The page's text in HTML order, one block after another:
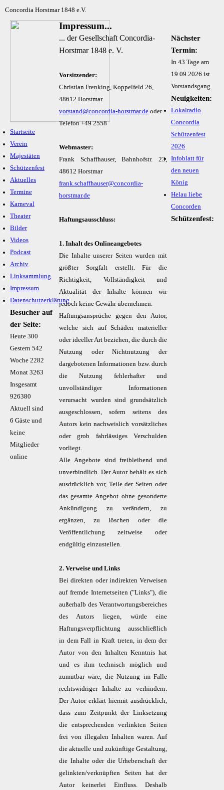
Concordia Horstmar 1848 e.V.
Startseite
Verein
Majestäten
Schützenfest
Aktuelles
Termine
Karneval
Theater
Bilder
Videos
Podcast
Archiv
Linksammlung
Impressum
Datenschutzerklärung
Besucher auf
der Seite:
Heute 300
Gestern 542
Woche 2282
Monat 3263
Insgesamt
926380
Aktuell sind
6 Gäste und
keine
Mitglieder
online
Impressum...
... der Gesellschaft Concordia-
Horstmar 1848 e. V.
Vorsitzender:
Christian Frenking, Koppelfeld 26,
48612 Horstmar
vorstand@concordia-horstmar.deoder
Telefon +49 2558
Webmaster:
Frank Schaffhauser, Bahnhofstr. 23,
48612 Horstmar
frank.schaffhauser@concordia-
horstmar.de
Haftungsausschluss:
1. Inhalt des Onlineangebotes
Die Inhalte unserer Seiten wurden mit
größter Sorgfalt erstellt. Für die
Richtigkeit, Vollständigkeit und
Aktualität der Inhalte können wir
jedoch keine Gewähr übernehmen.
Haftungsansprüche gegen den Autor,
welche sich auf Schäden materieller
oder ideeller Art beziehen, die durch die
Nutzung oder Nichtnutzung der
dargebotenen Informationen bzw. durch
die Nutzung fehlerhafter und
unvollständiger Informationen
verursacht wurden sind grundsätzlich
ausgeschlossen, sofern seitens des
Autors kein nachweislich vorsätzliches
oder grob fahrlässiges Verschulden
vorliegt.
Alle Angebote sind freibleibend und
unverbindlich. Der Autor behält es sich
ausdrücklich vor, Teile der Seiten oder
das gesamte Angebot ohne gesonderte
Ankündigung zu verändern, zu
ergänzen, zu löschen oder die
Veröffentlichung zeitweise oder
endgültig einzustellen.
2. Verweise und Links
Bei direkten oder indirekten Verweisen
auf fremde Internetseiten ("Links"), die
außerhalb des Verantwortungsbereiches
des Autors liegen, würde eine
Haftungsverpflichtung ausschließlich
in dem Fall in Kraft treten, in dem der
Autor von den Inhalten Kenntnis hat
und es ihm technisch möglich und
zumutbar wäre, die Nutzung im Falle
rechtswidriger Inhalte zu verhindern.
Der Autor erklärt hiermit ausdrücklich,
dass zum Zeitpunkt der Linksetzung
die entsprechenden verlinkten Seiten
frei von illegalen Inhalten waren. Auf
die aktuelle und zukünftige Gestaltung,
die Inhalte oder die Urheberschaft der
gelinkten/verknüpften Seiten hat der
Autor keinerlei Einfluss. Deshalb
Nächster
Termin:
In 43 Tage am
19.09.2026 ist
Vorstandsgang
Neuigkeiten:
Lokalradio
Concordia
Schützenfest
2026
Infoblatt für
den neuen
König
Helau liebe
Concorden
Schützenfest: